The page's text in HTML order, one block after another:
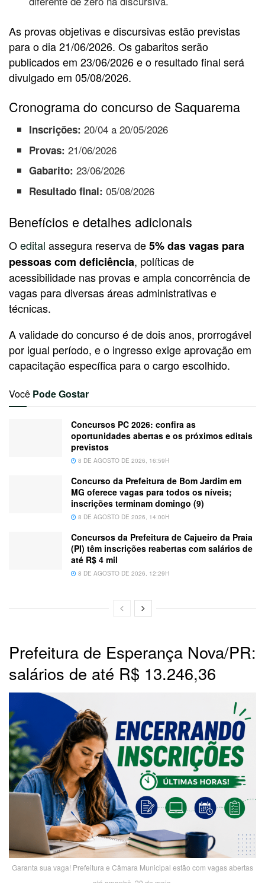
As provas objetivas e discursivas estão previstas
para o dia 21/06/2026. Os gabaritos serão
publicados em 23/06/2026 e o resultado final será
divulgado em 05/08/2026.
Cronograma do concurso de Saquarema
Inscrições: 20/04 a 20/05/2026
Provas: 21/06/2026
Gabarito: 23/06/2026
Resultado final: 05/08/2026
Benefícios e detalhes adicionais
Oedital assegura reserva de5% das vagas para
pessoas com deficiência, políticas de
acessibilidade nas provas e ampla concorrência de
vagas para diversas áreas administrativas e
técnicas.
A validade do concurso é de dois anos, prorrogável
por igual período, e o ingresso exige aprovação em
capacitação específica para o cargo escolhido.
Você Pode Gostar
Concursos PC 2026: confira as
oportunidades abertas e os próximos editais
previstos
8 DE AGOSTO DE 2026, 16:59H
Concurso da Prefeitura de Bom Jardim em
MG oferece vagas para todos os níveis;
inscrições terminam domingo (9)
8 DE AGOSTO DE 2026, 14:00H
Concursos da Prefeitura de Cajueiro da Praia
(PI) têm inscrições reabertas com salários de
até R$ 4 mil
8 DE AGOSTO DE 2026, 12:29H
Prefeitura de Esperança Nova/PR:
salários de até R$ 13.246,36
Garanta sua vaga! Prefeitura e Câmara Municipal estão com vagas abertas